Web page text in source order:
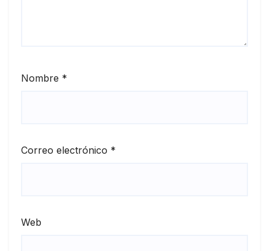
Nombre *
Correo electrónico *
Web